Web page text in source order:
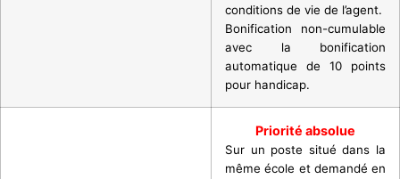
conditions de vie de l’agent.
Bonification non-cumulable
avec la bonification
automatique de 10 points
pour handicap.
Priorité absolue
Sur un poste situé dans la
même école et demandé en